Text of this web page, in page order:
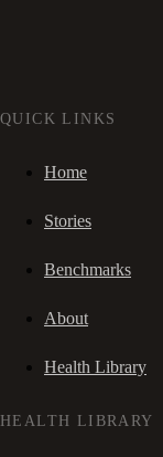
QUICK LINKS
Home
Stories
Benchmarks
About
Health Library
HEALTH LIBRARY